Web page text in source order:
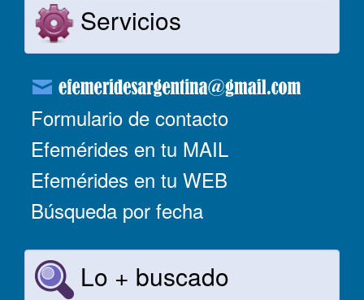
Servicios
Formulario de contacto
Efemérides en tu MAIL
Efemérides en tu WEB
Búsqueda por fecha
Lo + buscado